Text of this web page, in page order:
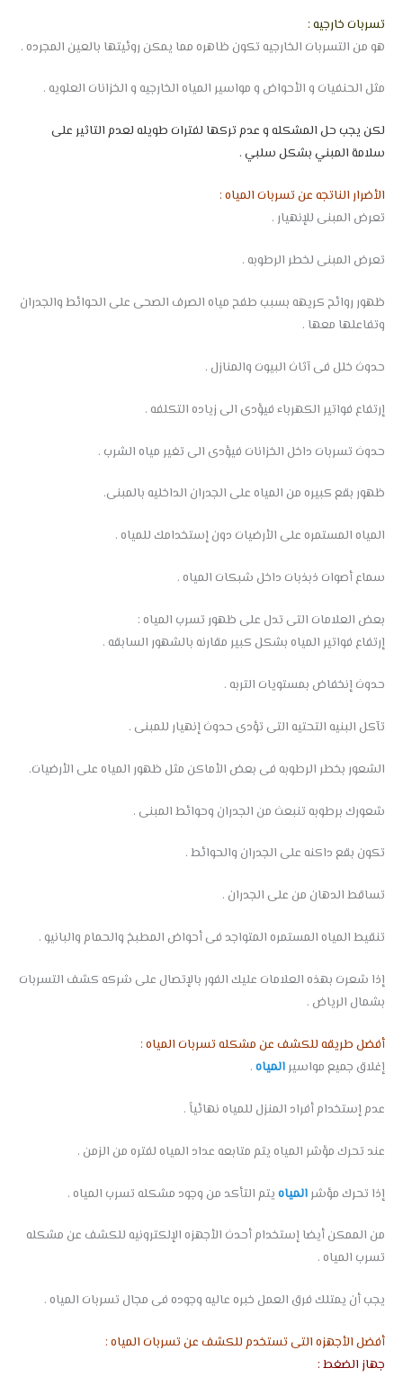
تسربات خارجيه :
هو من التسربات الخارجيه تكون ظاهره مما يمكن روئيتها بالعين المجرده .
مثل الحنفيات و الأحواض و مواسير المياه الخارجيه و الخزانات العلويه .
لكن يجب حل المشكله و عدم تركها لفترات طويله لعدم التاثير على
سلامة المبني بشكل سلبي .
الأضرار الناتجه عن تسربات المياه :
تعرض المبنى للإنهيار .
تعرض المبنى لخطر الرطوبه .
ظهور روائح كريهه بسبب طفح مياه الصرف الصحى على الحوائط والجدران
وتفاعلها معها .
حدوث خلل فى آثاث البيوت والمنازل .
إرتفاع فواتير الكهرباء فيؤدى الى زياده التكلفه .
حدوث تسربات داخل الخزانات فيؤدى الى تغير مياه الشرب .
ظهور بقع كبيره من المياه على الجدران الداخليه بالمبنى.
المياه المستمره على الأرضيات دون إستخدامك للمياه .
سماع أصوات ذبذبات داخل شبكات المياه .
بعض العلامات التى تدل على ظهور تسرب المياه :
إرتفاع فواتير المياه بشكل كبير مقارنه بالشهور السابقه .
حدوث إنخفاض بمستويات التربه .
تآكل البنيه التحتيه التى تؤدى حدوث إنهيار للمبنى .
الشعور بخطر الرطوبه فى بعض الأماكن مثل ظهور المياه على الأرضيات.
شعورك برطوبه تنبعث من الجدران وحوائط المبنى .
تكون بقع داكنه على الجدران والحوائط .
تساقط الدهان من على الجدران .
تنقيط المياه المستمره المتواجد فى أحواض المطبخ والحمام والبانيو .
إذا شعرت بهذه العلامات عليك الفور بالإتصال على شركه كشف التسربات
بشمال الرياض .
أفضل طريقه للكشف عن مشكله تسربات المياه :
إغلاق جميع مواسيرالمياه.
عدم إستخدام أفراد المنزل للمياه نهائياً .
عند تحرك مؤشر المياه يتم متابعه عداد المياه لفتره من الزمن .
إذا تحرك مؤشرالمياهيتم التأكد من وجود مشكله تسرب المياه .
من الممكن أيضا إستخدام أحدث الأجهزه الإلكترونيه للكشف عن مشكله
تسرب المياه .
يجب أن يمتلك فرق العمل خبره عاليه وجوده فى مجال تسربات المياه .
أفضل الأجهزه التى تستخدم للكشف عن تسربات المياه :
جهاز الضغط :